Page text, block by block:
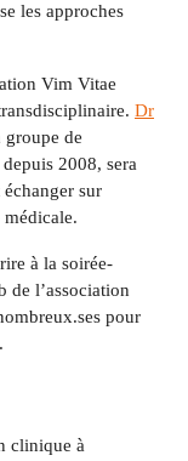
les approches
Vim Vitae
Dr
groupe de
2008, sera
échanger sur
à la soirée-
de l’association
pour
clinique à